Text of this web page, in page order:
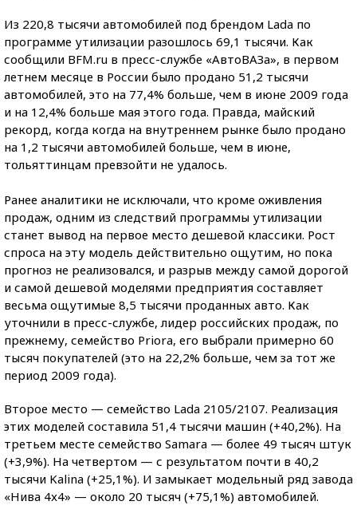
Из 220,8 тысячи автомобилей под брендом Lada по
программе утилизации разошлось 69,1 тысячи. Как
сообщили BFM.ru в пресс-службе «АвтоВАЗа», в первом
летнем месяце в России было продано 51,2 тысячи
автомобилей, это на 77,4% больше, чем в июне 2009 года
и на 12,4% больше мая этого года. Правда, майский
рекорд, когда когда на внутреннем рынке было продано
на 1,2 тысячи автомобилей больше, чем в июне,
тольяттинцам превзойти не удалось.
Ранее аналитики не исключали, что кроме оживления
продаж, одним из следствий программы утилизации
станет вывод на первое место дешевой классики. Рост
спроса на эту модель действительно ощутим, но пока
прогноз не реализовался, и разрыв между самой дорогой
и самой дешевой моделями предприятия составляет
весьма ощутимые 8,5 тысячи проданных авто. Как
уточнили в пресс-службе, лидер российских продаж, по
прежнему, семейство Priora, его выбрали примерно 60
тысяч покупателей (это на 22,2% больше, чем за тот же
период 2009 года).
Второе место — семейство Lada 2105/2107. Реализация
этих моделей составила 51,4 тысячи машин (+40,2%). На
третьем месте семейство Samara — более 49 тысяч штук
(+3,9%). На четвертом — с результатом почти в 40,2
тысячи Kalina (+25,1%). И замыкает модельный ряд завода
«Нива 4x4» — около 20 тысяч (+75,1%) автомобилей.